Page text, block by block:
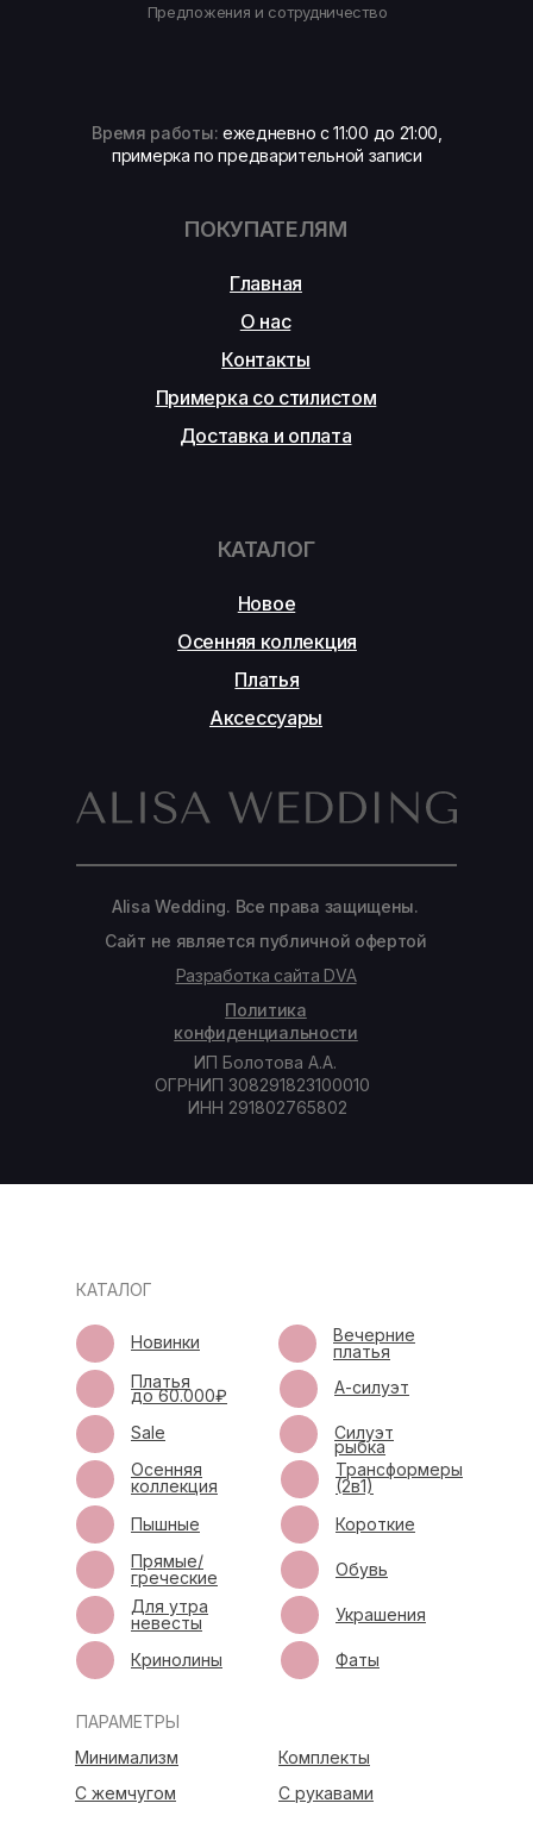
Alisa Wedding. Все права защищены.
Сайт не является публичной офертой
Политика
конфиденциальности
Разработка сайта DVA
Новое
Осенняя коллекция
Платья
Предложения и сотрудничество
Аксессуары
Время работы: ежедневно с 11:00 до 21:00,
примерка по предварительной записи
КАТАЛОГ
ИП Болотова А.А.
ОГРНИП 308291823100010
ИНН 291802765802
Главная
О нас
Контакты
Примерка со стилистом
Доставка и оплата
ПОКУПАТЕЛЯМ
КАТАЛОГ
Минимализм
С жемчугом
Комплекты
С рукавами
ПАРАМЕТРЫ
Осенняя
коллекция
Вечерние
платья
Силуэт
рыбка
Новинки
Платья
до 60.000₽ А-силуэт
Пышные
Прямые/
греческие
Трансформеры
(2в1)
Короткие
Обувь
Для утра
невесты
Кринолины
Украшения
Фаты
Sale